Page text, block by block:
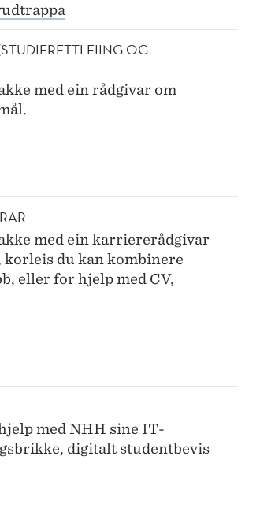
OG
med ein rådgivar om
med ein karriererådgivar
du kan kombinere
eller for hjelp med CV,
med NHH sine IT-
digitalt studentbevis